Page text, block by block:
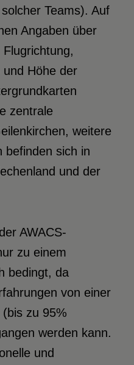
Teams). Auf
Angaben über
Höhe der
zentrale
weitere
befinden sich in
und der
AWACS-
zu einem
bedingt, da
von einer
zu 95%
werden kann.
und